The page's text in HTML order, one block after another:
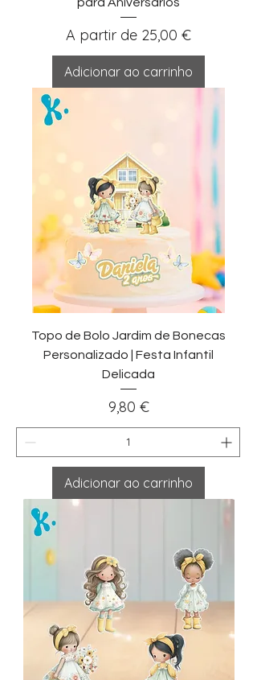
para Aniversários
A partir de 25,00 €
Preço promocional
Adicionar ao carrinho
Topo de Bolo Jardim de Bonecas
Personalizado | Festa Infantil
Delicada
Preço
9,80 €
Adicionar ao carrinho